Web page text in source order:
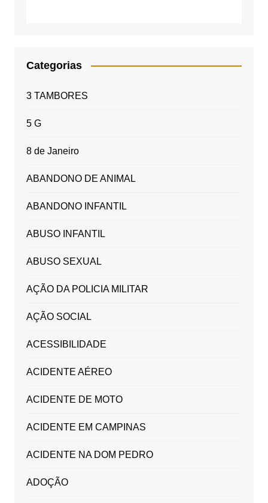
Categorias
3 TAMBORES
5 G
8 de Janeiro
ABANDONO DE ANIMAL
ABANDONO INFANTIL
ABUSO INFANTIL
ABUSO SEXUAL
AÇÃO DA POLICIA MILITAR
AÇÃO SOCIAL
ACESSIBILIDADE
ACIDENTE AÉREO
ACIDENTE DE MOTO
ACIDENTE EM CAMPINAS
ACIDENTE NA DOM PEDRO
ADOÇÃO